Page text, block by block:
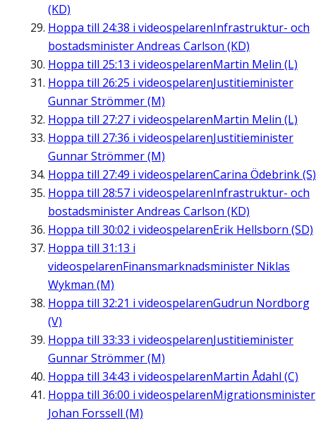
(KD)
Hoppa till 24:38 i videospelarenInfrastruktur- och
bostadsminister Andreas Carlson (KD)
Hoppa till 25:13 i videospelarenMartin Melin (L)
Hoppa till 26:25 i videospelarenJustitieminister
Gunnar Strömmer (M)
Hoppa till 27:27 i videospelarenMartin Melin (L)
Hoppa till 27:36 i videospelarenJustitieminister
Gunnar Strömmer (M)
Hoppa till 27:49 i videospelarenCarina Ödebrink (S)
Hoppa till 28:57 i videospelarenInfrastruktur- och
bostadsminister Andreas Carlson (KD)
Hoppa till 30:02 i videospelarenErik Hellsborn (SD)
Hoppa till 31:13 i
videospelarenFinansmarknadsminister Niklas
Wykman (M)
Hoppa till 32:21 i videospelarenGudrun Nordborg
(V)
Hoppa till 33:33 i videospelarenJustitieminister
Gunnar Strömmer (M)
Hoppa till 34:43 i videospelarenMartin Ådahl (C)
Hoppa till 36:00 i videospelarenMigrationsminister
Johan Forssell (M)